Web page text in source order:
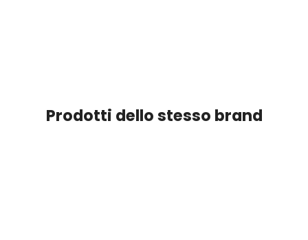
Prodotti dello stesso brand